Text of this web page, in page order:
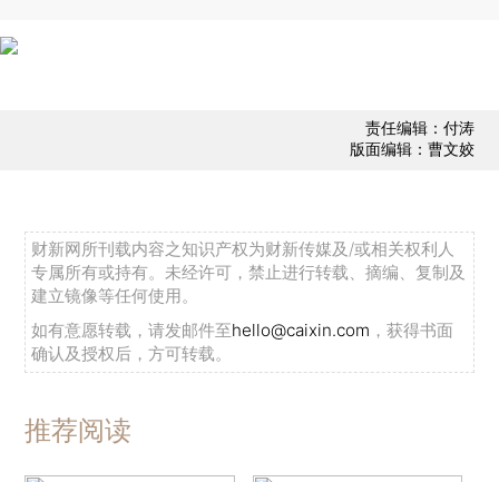
责任编辑：付涛
版面编辑：曹文姣
财新网所刊载内容之知识产权为财新传媒及/或相关权利人
专属所有或持有。未经许可，禁止进行转载、摘编、复制及
建立镜像等任何使用。
如有意愿转载，请发邮件至hello@caixin.com ，获得书面
确认及授权后，方可转载。
推荐阅读